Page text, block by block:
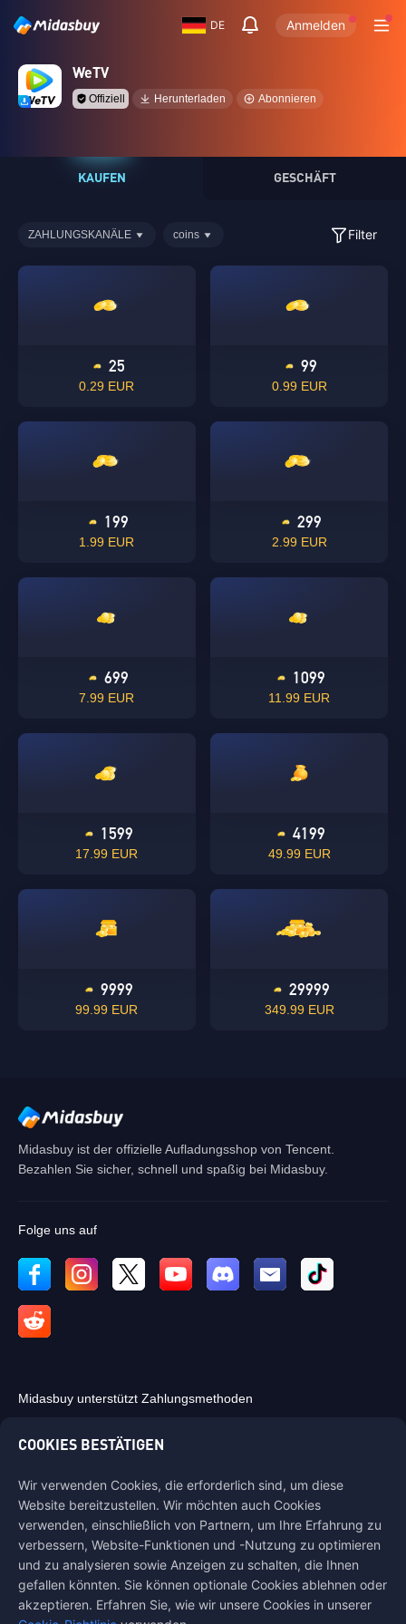
DE Anmelden
WeTV
Offiziell Herunterladen Abonnieren
KAUFEN GESCHÄFT
ZAHLUNGSKANÄLE coins Filter
25
0.29 EUR
99
0.99 EUR
199
1.99 EUR
299
2.99 EUR
699
7.99 EUR
1099
11.99 EUR
1599
17.99 EUR
4199
49.99 EUR
9999
99.99 EUR
29999
349.99 EUR
Midasbuy ist der offizielle Aufladungsshop von Tencent.
Bezahlen Sie sicher, schnell und spaßig bei Midasbuy.
Folge uns auf
Midasbuy unterstützt Zahlungsmethoden
Kontaktiere uns
Wenn Sie Hilfe benötigen, kontaktieren Sie uns bitte, indem Sie auf
"Kundenservice" klicken, um mit uns in Kontakt zu treten.
Kundendienst
COOKIES BESTÄTIGEN
Wir verwenden Cookies, die erforderlich sind, um diese
Website bereitzustellen. Wir möchten auch Cookies
verwenden, einschließlich von Partnern, um Ihre Erfahrung zu
verbessern, Website-Funktionen und -Nutzung zu optimieren
und zu analysieren sowie Anzeigen zu schalten, die Ihnen
gefallen könnten. Sie können optionale Cookies ablehnen oder
akzeptieren. Erfahren Sie, wie wir unsere Cookies in unserer